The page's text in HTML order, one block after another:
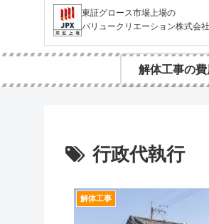
東証グロース市場上場の
バリュークリエーション株式会
解体工事の
行政代執行
解体工事